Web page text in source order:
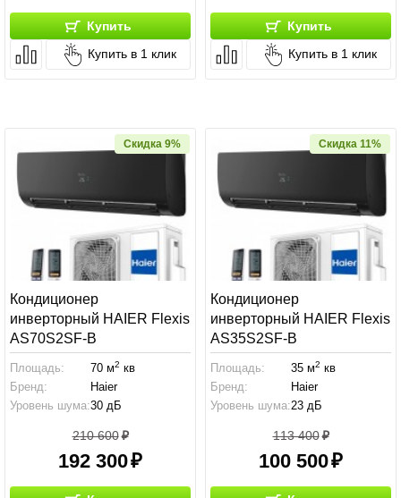
Купить
Купить в 1 клик
Купить
Купить в 1 клик
Скидка 9%
Кондиционер
инверторный HAIER Flexis
AS70S2SF-В
Площадь: 70 м2 кв
Бренд:
Haier
Уровень шума:30 дБ
210 600
192 300
Скидка 11%
Кондиционер
инверторный HAIER Flexis
AS35S2SF-В
Площадь: 35 м2 кв
Бренд:
Haier
Уровень шума:23 дБ
113 400
100 500